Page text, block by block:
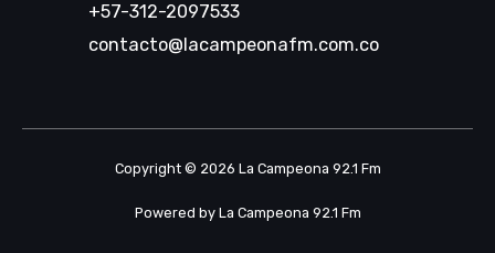
+57-312-2097533
contacto@lacampeonafm.com.co
Copyright © 2026 La Campeona 92.1 Fm
Powered by La Campeona 92.1 Fm